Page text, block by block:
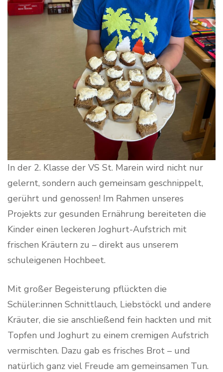
In der 2. Klasse der VS St. Marein wird nicht nur
gelernt, sondern auch gemeinsam geschnippelt,
gerührt und genossen! Im Rahmen unseres
Projekts zur gesunden Ernährung bereiteten die
Kinder einen leckeren Joghurt-Aufstrich mit
frischen Kräutern zu – direkt aus unserem
schuleigenen Hochbeet.
Mit großer Begeisterung pflückten die
Schüler:innen Schnittlauch, Liebstöckl und andere
Kräuter, die sie anschließend fein hackten und mit
Topfen und Joghurt zu einem cremigen Aufstrich
vermischten. Dazu gab es frisches Brot – und
natürlich ganz viel Freude am gemeinsamen Tun.